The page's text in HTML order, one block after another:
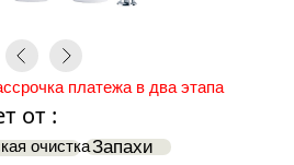
от :
очисткаЗапахи
платежа в два этапа